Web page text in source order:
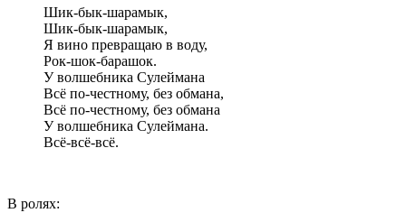
Шик-бык-шарамык,
Шик-бык-шарамык,
Я вино превращаю в воду,
Рок-шок-барашок.
У волшебника Сулеймана
Всё по-честному, без обмана,
Всё по-честному, без обмана
У волшебника Сулеймана.
Всё-всё-всё.
В ролях: